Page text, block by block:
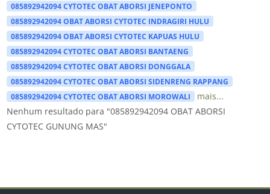
085892942094 CYTOTEC OBAT ABORSI JENEPONTO
085892942094 OBAT ABORSI CYTOTEC INDRAGIRI HULU
085892942094 OBAT ABORSI CYTOTEC KAPUAS HULU
085892942094 CYTOTEC OBAT ABORSI BANTAENG
085892942094 CYTOTEC OBAT ABORSI DONGGALA
085892942094 CYTOTEC OBAT ABORSI SIDENRENG RAPPANG
085892942094 CYTOTEC OBAT ABORSI MOROWALI
mais...
Nenhum resultado para "085892942094 OBAT ABORSI
CYTOTEC GUNUNG MAS"